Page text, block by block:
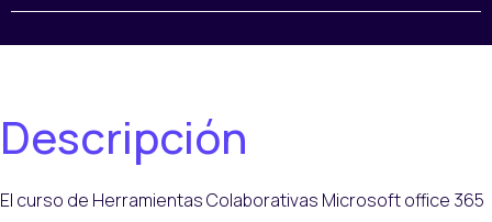
Descripción
El curso de Herramientas Colaborativas Microsoft office 365